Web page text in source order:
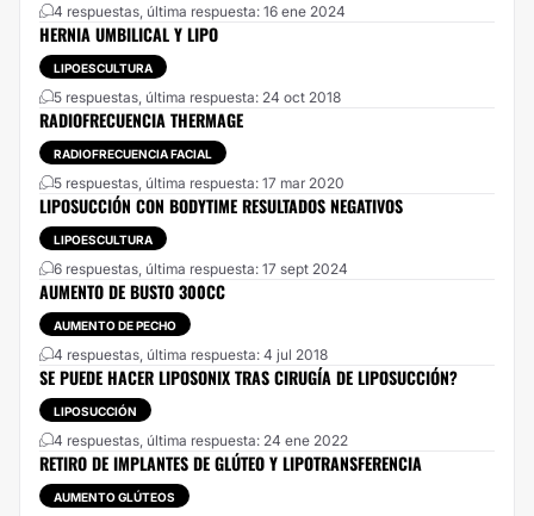
4 respuestas, última respuesta: 16 ene 2024
HERNIA UMBILICAL Y LIPO
LIPOESCULTURA
5 respuestas, última respuesta: 24 oct 2018
RADIOFRECUENCIA THERMAGE
RADIOFRECUENCIA FACIAL
5 respuestas, última respuesta: 17 mar 2020
LIPOSUCCIÓN CON BODYTIME RESULTADOS NEGATIVOS
LIPOESCULTURA
6 respuestas, última respuesta: 17 sept 2024
AUMENTO DE BUSTO 300CC
AUMENTO DE PECHO
4 respuestas, última respuesta: 4 jul 2018
SE PUEDE HACER LIPOSONIX TRAS CIRUGÍA DE LIPOSUCCIÓN?
LIPOSUCCIÓN
4 respuestas, última respuesta: 24 ene 2022
RETIRO DE IMPLANTES DE GLÚTEO Y LIPOTRANSFERENCIA
AUMENTO GLÚTEOS